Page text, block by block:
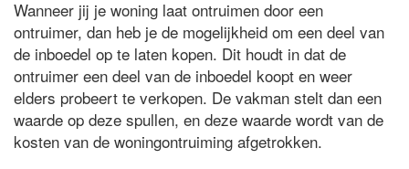
Wanneer jij je woning laat ontruimen door een
ontruimer, dan heb je de mogelijkheid om een deel van
de inboedel op te laten kopen. Dit houdt in dat de
ontruimer een deel van de inboedel koopt en weer
elders probeert te verkopen. De vakman stelt dan een
waarde op deze spullen, en deze waarde wordt van de
kosten van de woningontruiming afgetrokken.